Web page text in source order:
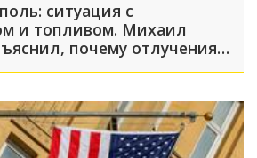
ситуация с
и топливом. Михаил
почему отлучения
характер